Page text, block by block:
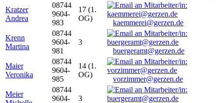
Kratzer
Andrea
08744
9604-
983
17 (1.
OG)
kaemmerei@gerzen.de
Krenn
Martina
08744
9604-
981
3
buergeramt@gerzen.de
Maier
Veronika
08744
9604-
985
14 (1.
OG)
vorzimmer@gerzen.de
Meier
08744
9604-
3